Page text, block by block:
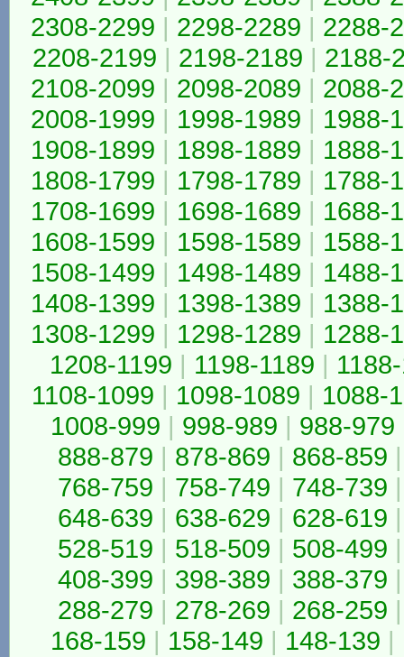
2308-2299 | 2298-2289 | 2288-
2208-2199 | 2198-2189 | 2188-
2108-2099 | 2098-2089 | 2088-
2008-1999 | 1998-1989 | 1988-
1908-1899 | 1898-1889 | 1888-
1808-1799 | 1798-1789 | 1788-
1708-1699 | 1698-1689 | 1688-
1608-1599 | 1598-1589 | 1588-
1508-1499 | 1498-1489 | 1488-
1408-1399 | 1398-1389 | 1388-
1308-1299 | 1298-1289 | 1288-
1208-1199 | 1198-1189 |
1108-1099 | 1098-1089 | 1088-
1008-999 | 998-989 | 988-979
888-879 | 878-869 | 868-859 |
768-759 | 758-749 | 748-739 |
648-639 | 638-629 | 628-619 |
528-519 | 518-509 | 508-499 |
408-399 | 398-389 | 388-379 |
288-279 | 278-269 | 268-259 |
168-159 | 158-149 | 148-139 |